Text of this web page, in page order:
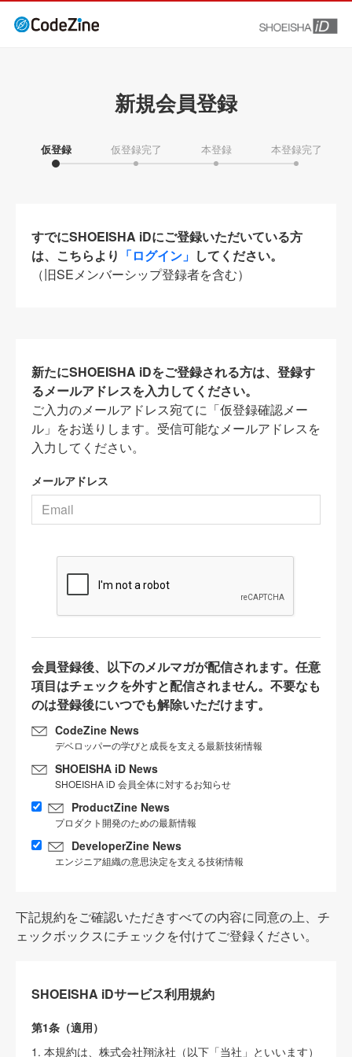
新規会員登録
仮登録 仮登録完了 本登録 本登録完了
すでにSHOEISHA iDにご登録いただいている方
は、こちらより 「ログイン」 してください。
（旧SEメンバーシップ登録者を含む）
新たにSHOEISHA iDをご登録される方は、登録す
るメールアドレスを入力してください。
ご入力のメールアドレス宛てに「仮登録確認メー
ル」をお送りします。受信可能なメールアドレスを
入力してください。
メールアドレス
会員登録後、以下のメルマガが配信されます。任意
項目はチェックを外すと配信されません。不要なも
のは登録後にいつでも解除いただけます。
CodeZine News
デベロッパーの学びと成長を支える最新技術情報
SHOEISHA iD News
SHOEISHA iD 会員全体に対するお知らせ
ProductZine News
プロダクト開発のための最新情報
DeveloperZine News
エンジニア組織の意思決定を支える技術情報
下記規約をご確認いただきすべての内容に同意の上、チ
ェックボックスにチェックを付けてご登録ください。
SHOEISHA iDサービス利用規約
第1条（適用）
1. 本規約は、株式会社翔泳社（以下「当社」といいます）